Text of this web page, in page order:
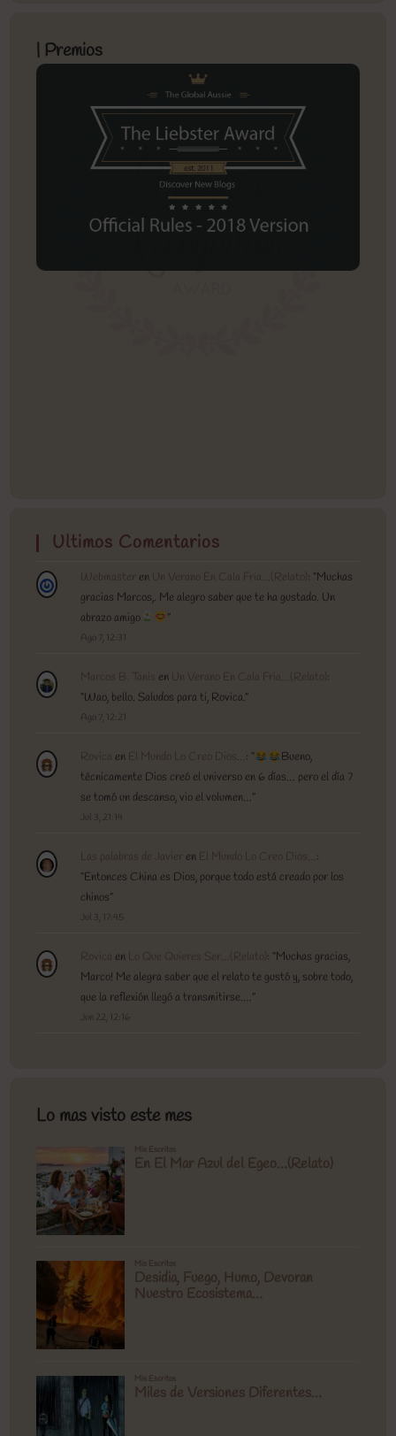
| Premios
Ultimos Comentarios
Webmaster en Un Verano En Cala Fria…(Relato) : “Muchas
gracias Marcos,. Me alegro saber que te ha gustado. Un
abrazo amigo
”
Ago 7, 12:31
Marcos B. Tanis en Un Verano En Cala Fria…(Relato) :
“Wao, bello. Saludos para ti, Rovica.”
Ago 7, 12:21
Rovica en El Mundo Lo Creo Dios… : “
Bueno,
técnicamente Dios creó el universo en 6 días… pero el día 7
se tomó un descanso, vio el volumen…”
Jul 3, 21:14
Las palabras de Javier en El Mundo Lo Creo Dios… :
“Entonces China es Dios, porque todo está creado por los
chinos”
Jul 3, 17:45
Rovica en Lo Que Quieres Ser…(Relato) : “Muchas gracias,
Marco! Me alegra saber que el relato te gustó y, sobre todo,
que la reflexión llegó a transmitirse.…”
Jun 22, 12:16
Lo mas visto este mes